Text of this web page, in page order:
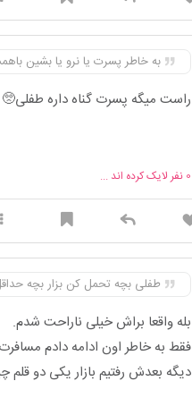
به خاطر پسرت یا نرو یا بشین
راست میگه پسرت گناه داره طفلی🥺
0 نفر لایک کرده اند ...
طفلی بچه تحمل کن بزار بچه
بله واقعا براش خیلی ناراحت شدم.
فقط به خاطر اون ادامه دادم
دیگه بعدش رفتیم بازار یکی دو